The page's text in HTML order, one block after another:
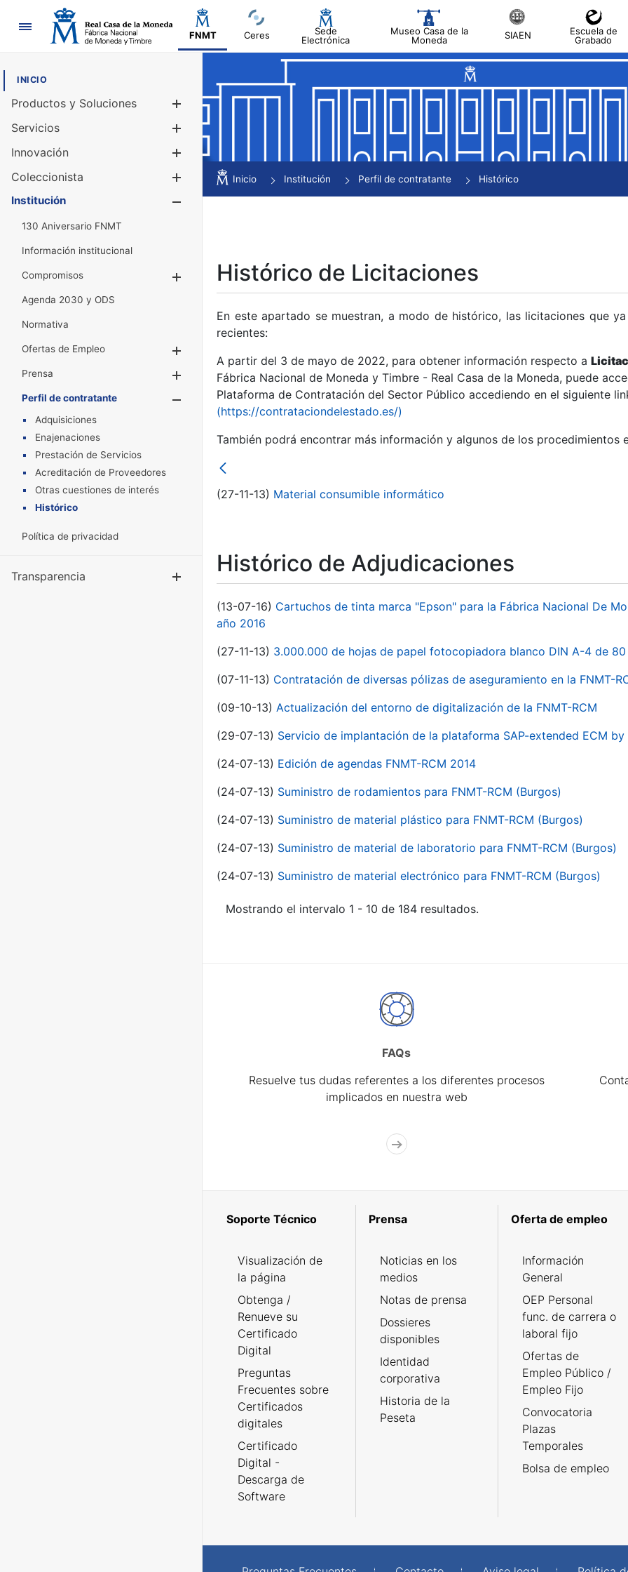
Navegación
FNMT Ceres
Sede
Electrónica
Museo Casa de la
Moneda
SIAEN
Escuela de
Grabado
INICIO
Productos y Soluciones
Mostrar/Ocultar
Servicios
Innovación
Coleccionista
Mostrar/Ocultar
Institución
130 Aniversario FNMT
Información institucional
Compromisos
Mostrar/Ocultar
Agenda 2030 y ODS
Normativa
Ofertas de Empleo
Prensa
Mostrar/Ocultar
Perfil de contratante
Mostrar/Ocultar
Adquisiciones
Enajenaciones
Prestación de Servicios
Acreditación de Proveedores
Otras cuestiones de interés
Histórico
Política de privacidad
Transparencia
Inicio Institución Perfil de contratante Histórico
Histórico de Licitaciones
En este apartado se muestran, a modo de histórico, las licitaciones que
recientes:
A partir del 3 de mayo de 2022, para obtener información respecto a
Fábrica Nacional de Moneda y Timbre - Real Casa de la Moneda, puede
Plataforma de Contratación del Sector Público accediendo en el siguiente
(https://contrataciondelestado.es/)
También podrá encontrar más información y algunos de los procedimientos
(27-11-13) Material consumible informático
Histórico de Adjudicaciones
(13-07-16) Cartuchos de tinta marca "Epson" para la Fábrica Nacional De
año 2016
(27-11-13) 3.000.000 de hojas de papel fotocopiadora blanco DIN A-4 de 80
(07-11-13) Contratación de diversas pólizas de aseguramiento en la FNMT-
(09-10-13) Actualización del entorno de digitalización de la FNMT-RCM
(29-07-13) Servicio de implantación de la plataforma SAP-extended ECM by
(24-07-13) Edición de agendas FNMT-RCM 2014
(24-07-13) Suministro de rodamientos para FNMT-RCM (Burgos)
(24-07-13) Suministro de material plástico para FNMT-RCM (Burgos)
(24-07-13) Suministro de material de laboratorio para FNMT-RCM (Burgos)
(24-07-13) Suministro de material electrónico para FNMT-RCM (Burgos)
Mostrando el intervalo 1 - 10 de 184 resultados.
FAQs
Resuelve tus dudas referentes a los diferentes procesos
implicados en nuestra web
Soporte Técnico
Visualización de
la página
Obtenga /
Renueve su
Certificado
Digital
Preguntas
Frecuentes sobre
Certificados
digitales
Certificado
Digital -
Descarga de
Software
Prensa
Noticias en los
medios
Notas de prensa
Dossieres
disponibles
Identidad
corporativa
Historia de la
Peseta
Oferta de empleo
Información
General
OEP Personal
func. de carrera o
laboral fijo
Ofertas de
Empleo Público /
Empleo Fijo
Convocatoria
Plazas
Temporales
Bolsa de empleo